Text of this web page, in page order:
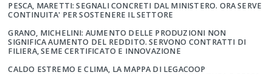
PESCA, MARETTI: SEGNALI CONCRETI DAL MINISTERO. ORA SERVE
CONTINUITA' PER SOSTENERE IL SETTORE
GRANO, MICHELINI: AUMENTO DELLE PRODUZIONI NON
SIGNIFICA AUMENTO DEL REDDITO. SERVONO CONTRATTI DI
FILIERA, SEME CERTIFICATO E INNOVAZIONE
CALDO ESTREMO E CLIMA, LA MAPPA DI LEGACOOP